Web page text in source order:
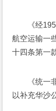
《经
航空运输一
十四条第一
《统一
以补充华沙